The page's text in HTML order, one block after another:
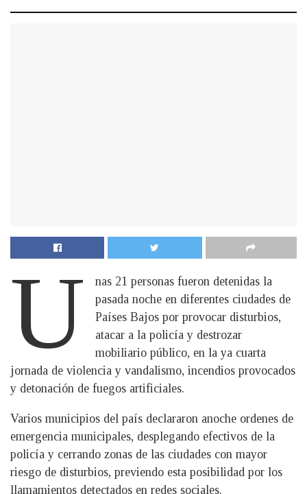
U
nas 21 personas fueron detenidas la
pasada noche en diferentes ciudades de
Países Bajos por provocar disturbios,
atacar a la policía y destrozar
mobiliario público, en la ya cuarta
jornada de violencia y vandalismo, incendios provocados
y detonación de fuegos artificiales.
Varios municipios del país declararon anoche ordenes de
emergencia municipales, desplegando efectivos de la
policía y cerrando zonas de las ciudades con mayor
riesgo de disturbios, previendo esta posibilidad por los
llamamientos detectados en redes sociales.